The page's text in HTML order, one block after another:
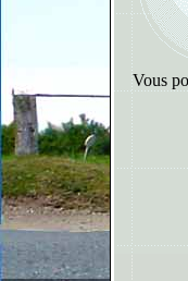
Vous